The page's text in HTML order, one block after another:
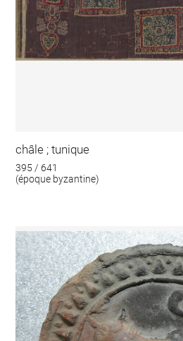
châle ; tunique
395 / 641
(époque byzantine)